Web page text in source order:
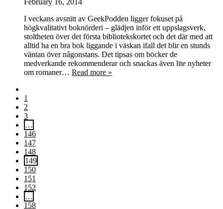
I veckans avsnitt av GeekPodden ligger fokuset på
högkvalitativt boknörderi – glädjen inför ett uppslagsverk,
stoltheten över det första bibliotekskortet och det där med att
alltid ha en bra bok liggande i väskan ifall det blir en stunds
väntan över någonstans. Det tipsas om böcker de
medverkande rekommenderar och snackas även lite nyheter
om romaner… Read more »
1
2
3
…
146
147
148
149
150
151
152
…
158